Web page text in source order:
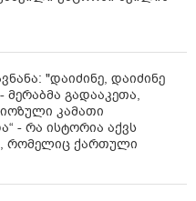
"დაიძინე, დაიძინე
მერაბმა გადააკეთა,
კამათი
- რა ისტორია აქვს
რომელიც ქართული